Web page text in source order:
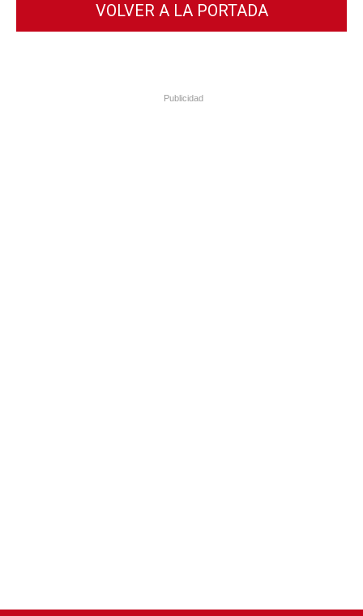
VOLVER A LA PORTADA
Publicidad